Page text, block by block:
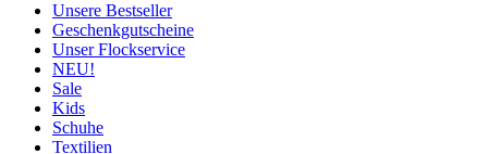
Unsere Bestseller
Geschenkgutscheine
Unser Flockservice
NEU!
Sale
Kids
Schuhe
Textilien